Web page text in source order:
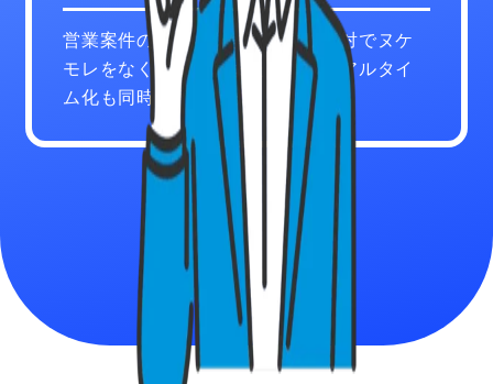
営業案件の停滞を防ぎつつ自動応対でヌケ
モレをなくします。また実績のリアルタイ
ム化も同時に可能です。